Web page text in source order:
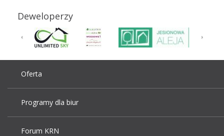
Deweloperzy
Oferta
Programy dla biur
Forum KRN